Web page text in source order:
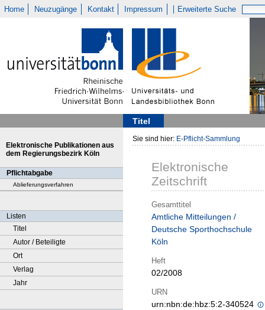
Home Neuzugänge Kontakt Impressum Erweiterte Suche
Titel
Elektronische Publikationen aus
dem Regierungsbezirk Köln
Pflichtabgabe
Ablieferungsverfahren
Listen
Titel
Autor / Beteiligte
Ort
Verlag
Jahr
Sie sind hier: E-Pflicht-Sammlung
Elektronische
Zeitschrift
Gesamttitel
Amtliche Mitteilungen /
Deutsche Sporthochschule
Köln
Heft
02/2008
URN
urn:nbn:de:hbz:5:2-340524